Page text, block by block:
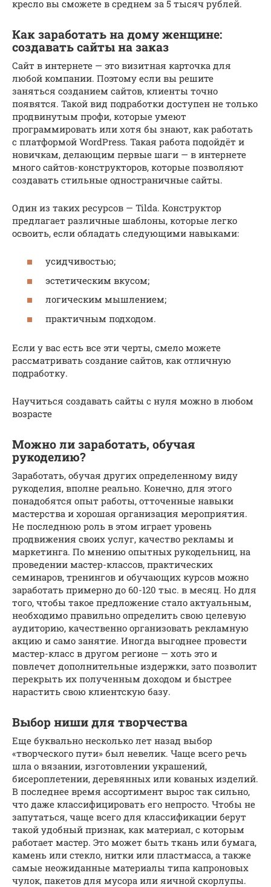
кресло вы сможете в среднем за 5 тысяч рублей.
Как заработать на дому женщине:
создавать сайты на заказ
Сайт в интернете — это визитная карточка для
любой компании. Поэтому если вы решите
заняться созданием сайтов, клиенты точно
появятся. Такой вид подработки доступен не только
продвинутым профи, которые умеют
программировать или хотя бы знают, как работать
с платформой WordPress. Такая работа подойдёт и
новичкам, делающим первые шаги — в интернете
много сайтов-конструкторов, которые позволяют
создавать стильные одностраничные сайты.
Один из таких ресурсов — Tilda. Конструктор
предлагает различные шаблоны, которые легко
освоить, если обладать следующими навыками:
усидчивостью;
эстетическим вкусом;
логическим мышлением;
практичным подходом.
Если у вас есть все эти черты, смело можете
рассматривать создание сайтов, как отличную
подработку.
Научиться создавать сайты с нуля можно в любом
возрасте
Можно ли заработать, обучая
рукоделию?
Заработать, обучая других определенному виду
рукоделия, вполне реально. Конечно, для этого
понадобятся опыт работы, отточенные навыки
мастерства и хорошая организация мероприятия.
Не последнюю роль в этом играет уровень
продвижения своих услуг, качество рекламы и
маркетинга. По мнению опытных рукодельниц, на
проведении мастер-классов, практических
семинаров, тренингов и обучающих курсов можно
заработать примерно до 60-120 тыс. в месяц. Но для
того, чтобы такое предложение стало актуальным,
необходимо правильно определить свою целевую
аудиторию, качественно организовать рекламную
акцию и само занятие. Иногда выгоднее провести
мастер-класс в другом регионе — хоть это и
повлечет дополнительные издержки, зато позволит
перекрыть их полученным доходом и быстрее
нарастить свою клиентскую базу.
Выбор ниши для творчества
Еще буквально несколько лет назад выбор
«творческого пути» был невелик. Чаще всего речь
шла о вязании, изготовлении украшений,
бисероплетении, деревянных или кованых изделий.
В последнее время ассортимент вырос так сильно,
что даже классифицировать его непросто. Чтобы не
запутаться, чаще всего для классификации берут
такой удобный признак, как материал, с которым
работает мастер. Это может быть ткань или бумага,
камень или стекло, нитки или пластмасса, а также
самые неожиданные материалы типа капроновых
чулок, пакетов для мусора или яичной скорлупы.